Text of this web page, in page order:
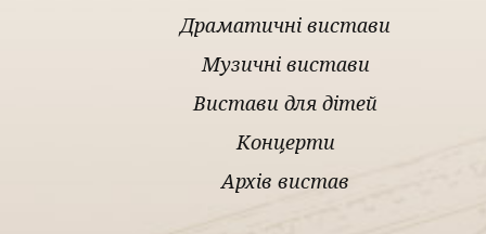
Драматичні вистави
Музичні вистави
Вистави для дітей
Концерти
Архів вистав